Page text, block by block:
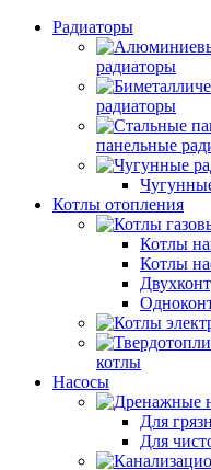
Радиаторы
радиаторы
радиаторы
панельные
Котлы отопления
Котлы
Котлы
котлы
Насосы
Для
Для